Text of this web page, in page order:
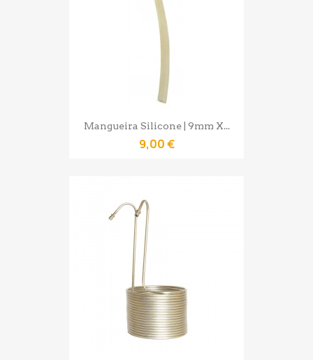
Mangueira Silicone | 9mm X...
9,00 €